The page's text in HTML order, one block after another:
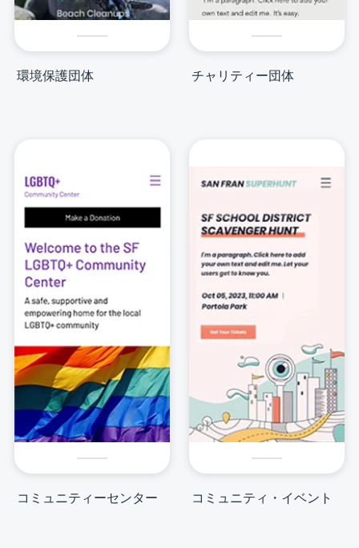
環境保護団体 チャリティー団体
コミュニティーセンター コミュニティ・イベント